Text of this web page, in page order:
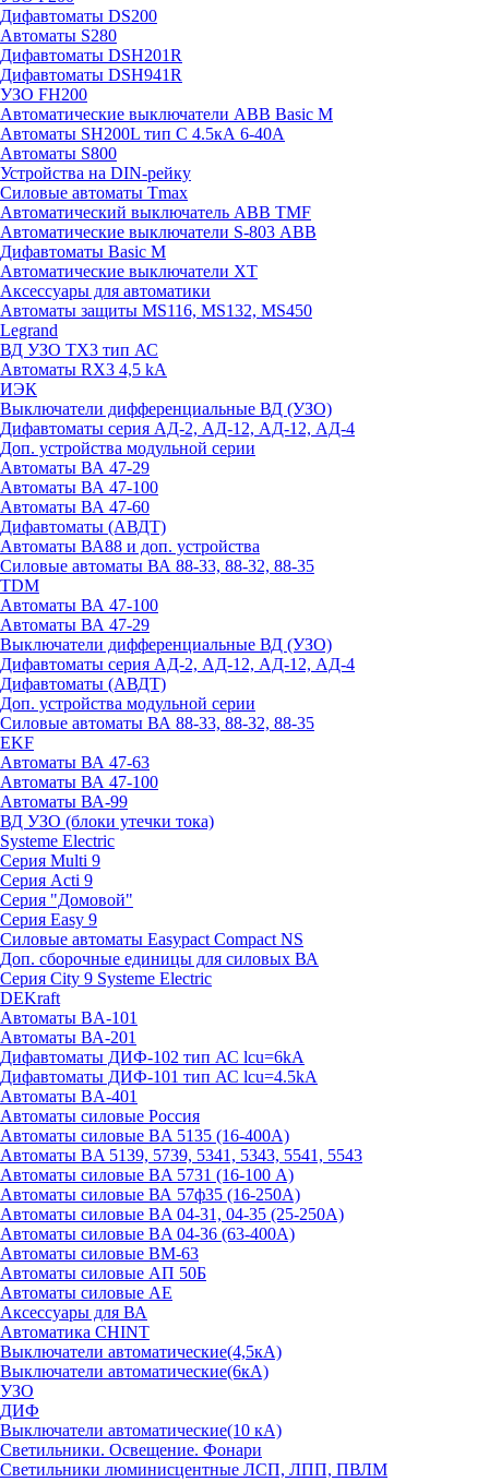
Дифавтоматы DS200
Автоматы S280
Дифавтоматы DSH201R
Дифавтоматы DSH941R
УЗО FH200
Автоматические выключатели ABB Basic M
Автоматы SH200L тип С 4.5кА 6-40А
Автоматы S800
Устройства на DIN-рейку
Силовые автоматы Tmax
Автоматический выключатель ABB TMF
Автоматические выключатели S-803 АВВ
Дифавтоматы Basic M
Автоматические выключатели XT
Аксессуары для автоматики
Автоматы защиты MS116, MS132, MS450
Legrand
ВД УЗО TX3 тип АС
Автоматы RX3 4,5 kA
ИЭК
Выключатели дифференциальные ВД (УЗО)
Дифавтоматы серия АД-2, АД-12, АД-12, АД-4
Доп. устройства модульной серии
Автоматы ВА 47-29
Автоматы ВА 47-100
Автоматы ВА 47-60
Дифавтоматы (АВДТ)
Автоматы ВА88 и доп. устройства
Силовые автоматы ВА 88-33, 88-32, 88-35
TDM
Автоматы ВА 47-100
Автоматы ВА 47-29
Выключатели дифференциальные ВД (УЗО)
Дифавтоматы серия АД-2, АД-12, АД-12, АД-4
Дифавтоматы (АВДТ)
Доп. устройства модульной серии
Силовые автоматы ВА 88-33, 88-32, 88-35
EKF
Автоматы ВА 47-63
Автоматы ВА 47-100
Автоматы ВА-99
ВД УЗО (блоки утечки тока)
Systeme Electric
Серия Multi 9
Серия Acti 9
Серия "Домовой"
Серия Easy 9
Силовые автоматы Easypact Compact NS
Доп. сборочные единицы для силовых ВА
Серия City 9 Systeme Electric
DEKraft
Автоматы BA-101
Автоматы ВА-201
Дифавтоматы ДИФ-102 тип АС lcu=6kA
Дифавтоматы ДИФ-101 тип АС lcu=4.5kA
Автоматы BA-401
Автоматы силовые Россия
Автоматы силовые BA 5135 (16-400А)
Автоматы BA 5139, 5739, 5341, 5343, 5541, 5543
Автоматы силовые BA 5731 (16-100 А)
Автоматы силовые ВА 57ф35 (16-250А)
Автоматы силовые BA 04-31, 04-35 (25-250А)
Автоматы силовые BA 04-36 (63-400А)
Автоматы силовые ВМ-63
Автоматы силовые АП 50Б
Автоматы силовые АЕ
Аксессуары для ВА
Автоматика CHINT
Выключатели автоматические(4,5кА)
Выключатели автоматические(6кА)
УЗО
ДИФ
Выключатели автоматические(10 кА)
Светильники. Освещение. Фонари
Светильники люминисцентные ЛСП, ЛПП, ПВЛМ